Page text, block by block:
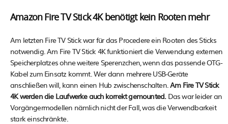
Amazon Fire TV Stick 4K benötigt kein Rooten mehr
Am letzten Fire TV Stick war für das Procedere ein Rooten des Sticks
notwendig. Am Fire TV Stick 4K funktioniert die Verwendung externen
Speicherplatzes ohne weitere Sperenzchen, wenn das passende OTG-
Kabel zum Einsatz kommt. Wer dann mehrere USB-Geräte
anschließen will, kann einen Hub zwischenschalten.Am Fire TV Stick
4K werden die Laufwerke auch korrekt gemounted.Das war leider an
Vorgängermodellen nämlich nicht der Fall, was die Verwendbarkeit
stark einschränkte.